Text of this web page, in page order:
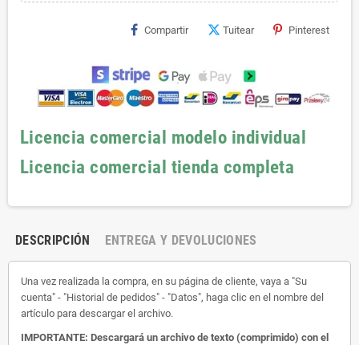
Compartir Tuitear Pinterest
Licencia comercial modelo individual
Licencia comercial tienda completa
DESCRIPCIÓN ENTREGA Y DEVOLUCIONES
Una vez realizada la compra, en su página de cliente, vaya a "Su
cuenta" - "Historial de pedidos" - "Datos", haga clic en el nombre del
artículo para descargar el archivo.
IMPORTANTE: Descargará un archivo de texto (comprimido) con el